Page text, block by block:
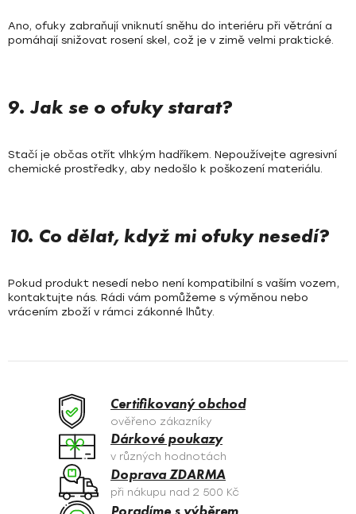
Ano, ofuky zabraňují vniknutí sněhu do interiéru při větrání a
pomáhají snižovat rosení skel, což je v zimě velmi praktické.
9. Jak se o ofuky starat?
Stačí je občas otřít vlhkým hadříkem. Nepoužívejte agresivní
chemické prostředky, aby nedošlo k poškození materiálu.
10. Co dělat, když mi ofuky nesedí?
Pokud produkt nesedí nebo není kompatibilní s vaším vozem,
kontaktujte nás. Rádi vám pomůžeme s výměnou nebo
vrácením zboží v rámci zákonné lhůty.
Certifikovaný obchod
ověřeno zákazníky
Dárkové poukazy
v různých hodnotách
Doprava ZDARMA
při nákupu nad 2 500 Kč